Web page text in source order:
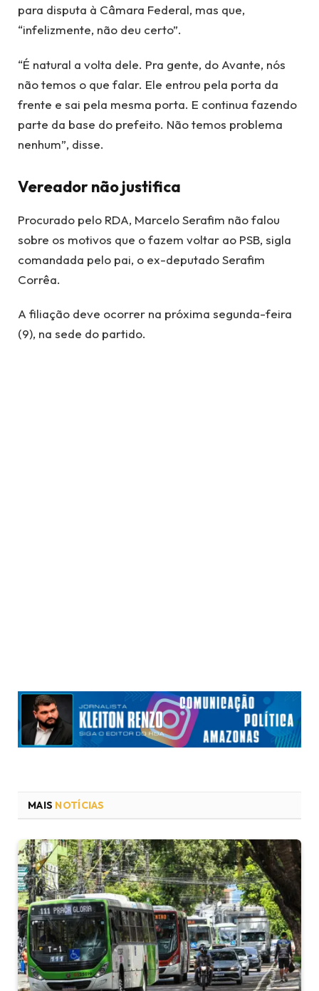
para disputa à Câmara Federal, mas que,
“infelizmente, não deu certo”.
“É natural a volta dele. Pra gente, do Avante, nós
não temos o que falar. Ele entrou pela porta da
frente e sai pela mesma porta. E continua fazendo
parte da base do prefeito. Não temos problema
nenhum”, disse.
Vereador não justifica
Procurado pelo RDA, Marcelo Serafim não falou
sobre os motivos que o fazem voltar ao PSB, sigla
comandada pelo pai, o ex-deputado Serafim
Corrêa.
A filiação deve ocorrer na próxima segunda-feira
(9), na sede do partido.
MAIS NOTÍCIAS